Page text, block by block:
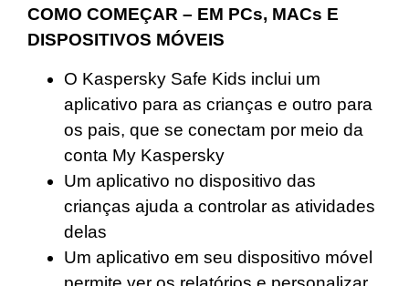
COMO COMEÇAR – EM PCs, MACs E
DISPOSITIVOS MÓVEIS
O Kaspersky Safe Kids inclui um
aplicativo para as crianças e outro para
os pais, que se conectam por meio da
conta My Kaspersky
Um aplicativo no dispositivo das
crianças ajuda a controlar as atividades
delas
Um aplicativo em seu dispositivo móvel